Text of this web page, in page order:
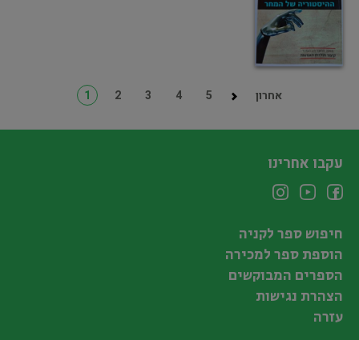
1 2 3 4 5 אחרון
עקבו אחרינו
חיפוש ספר לקניה
הוספת ספר למכירה
הספרים המבוקשים
הצהרת נגישות
עזרה